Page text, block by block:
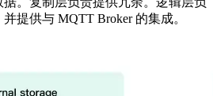
提供与 MQTT Broker 的集成。